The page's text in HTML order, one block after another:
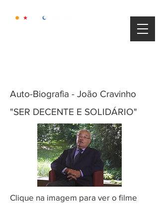
Auto-Biografia - João Cravinho
"SER DECENTE E SOLIDÁRIO"
Clique na imagem para ver o filme